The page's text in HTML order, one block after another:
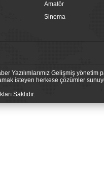
Amatör
Sinema
Yazılımlarımız Gelişmiş
isteyen herkese çözümler
Saklıdır.